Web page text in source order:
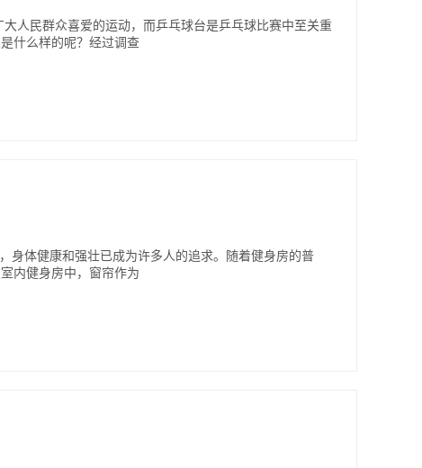
人民群众喜爱的运动，而乒乓球台是乒乓球比赛中至关重
什么样的呢？经过调查
身体健康和强壮已成为许多人的追求。随着健身房的普
内健身房中，窗帘作为